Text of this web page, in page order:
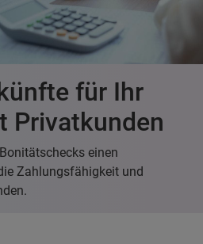
für Ihr
Privatkunden
einen
Zahlungsfähigkeit und